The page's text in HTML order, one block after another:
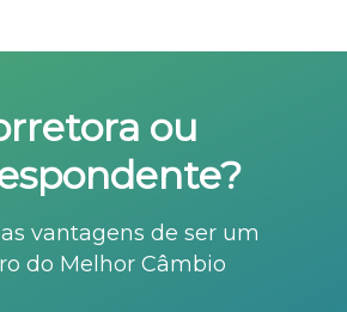
ou
vantagens de ser um
do Melhor Câmbio